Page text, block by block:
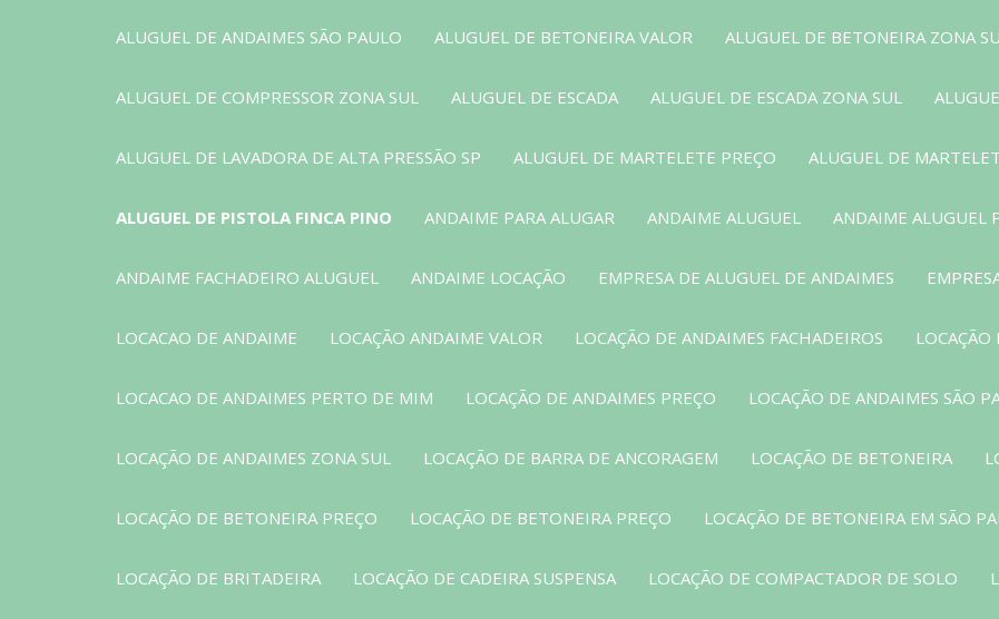
ALUGUEL DE ANDAIMES SÃO PAULO ALUGUEL DE BETONEIRA VALOR ALUGUEL DE BETONEIRA ZONA
ALUGUEL DE COMPRESSOR ZONA SUL ALUGUEL DE ESCADA ALUGUEL DE ESCADA ZONA SUL
ALUGUEL DE LAVADORA DE ALTA PRESSÃO SP ALUGUEL DE MARTELETE PREÇO ALUGUEL DE
ALUGUEL DE PISTOLA FINCA PINO ANDAIME PARA ALUGAR ANDAIME ALUGUEL ANDAIME ALUGUEL
ANDAIME FACHADEIRO ALUGUEL ANDAIME LOCAÇÃO EMPRESA DE ALUGUEL DE ANDAIMES
LOCACAO DE ANDAIME LOCAÇÃO ANDAIME VALOR LOCAÇÃO DE ANDAIMES FACHADEIROS
LOCACAO DE ANDAIMES PERTO DE MIM LOCAÇÃO DE ANDAIMES PREÇO LOCAÇÃO DE ANDAIMES SÃO
LOCAÇÃO DE ANDAIMES ZONA SUL LOCAÇÃO DE BARRA DE ANCORAGEM LOCAÇÃO DE BETONEIRA
LOCAÇÃO DE BETONEIRA PREÇO LOCAÇÃO DE BETONEIRA PREÇO LOCAÇÃO DE BETONEIRA EM SÃO
LOCAÇÃO DE BRITADEIRA LOCAÇÃO DE CADEIRA SUSPENSA LOCAÇÃO DE COMPACTADOR DE SOLO